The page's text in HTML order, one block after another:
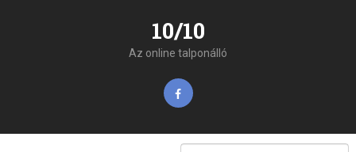
10/10
Az online talponálló